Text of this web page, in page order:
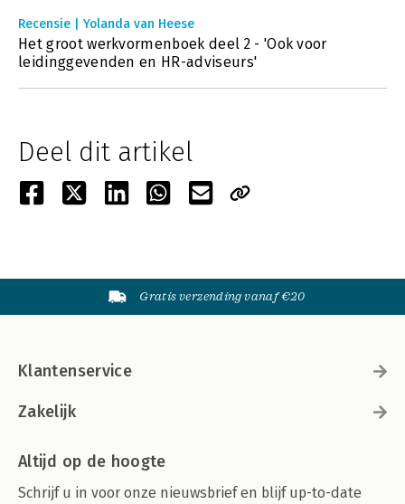
Recensie | Yolanda van Heese
Het groot werkvormenboek deel 2 - 'Ook voor
leidinggevenden en HR-adviseurs'
Deel dit artikel
Gratis verzending vanaf €20
Klantenservice
Zakelijk
Altijd op de hoogte
Schrijf u in voor onze nieuwsbrief en blijf up-to-date